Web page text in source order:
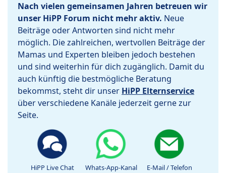
Nach vielen gemeinsamen Jahren betreuen wir
unser HiPP Forum nicht mehr aktiv. Neue
Beiträge oder Antworten sind nicht mehr
möglich. Die zahlreichen, wertvollen Beiträge der
Mamas und Experten bleiben jedoch bestehen
und sind weiterhin für dich zugänglich. Damit du
auch künftig die bestmögliche Beratung
bekommst, steht dir unser HiPP Elternservice
über verschiedene Kanäle jederzeit gerne zur
Seite.
HiPP Live Chat Whats-App-Kanal E-Mail / Telefon